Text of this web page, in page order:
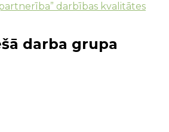
darbības kvalitātes
darba grupa